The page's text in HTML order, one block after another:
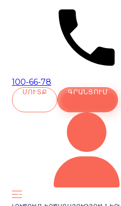
100-66-78
ՄՈՒՏՔ ԳՐԱՆՑՈՒՄ